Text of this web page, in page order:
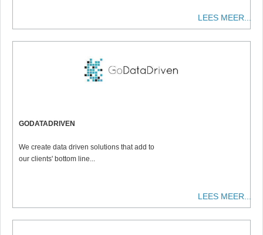
LEES MEER...
GODATADRIVEN
We create data driven solutions that add to
our clients' bottom line...
LEES MEER...